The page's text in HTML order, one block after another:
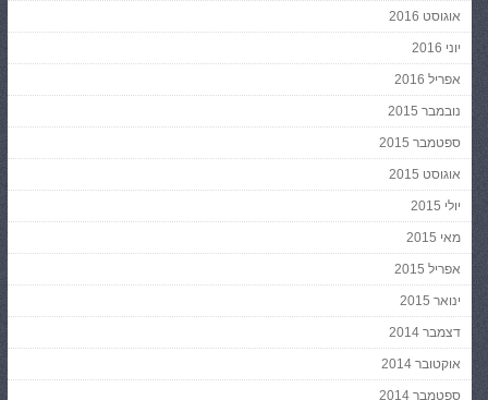
אוגוסט 2016
יוני 2016
אפריל 2016
נובמבר 2015
ספטמבר 2015
אוגוסט 2015
יולי 2015
מאי 2015
אפריל 2015
ינואר 2015
דצמבר 2014
אוקטובר 2014
ספטמבר 2014